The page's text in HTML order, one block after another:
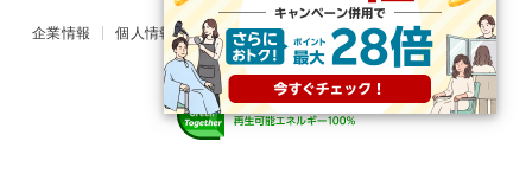
企業情報 個人情報保護方針 楽天のサービス一覧 アプリ一覧
© Rakuten Group, Inc.